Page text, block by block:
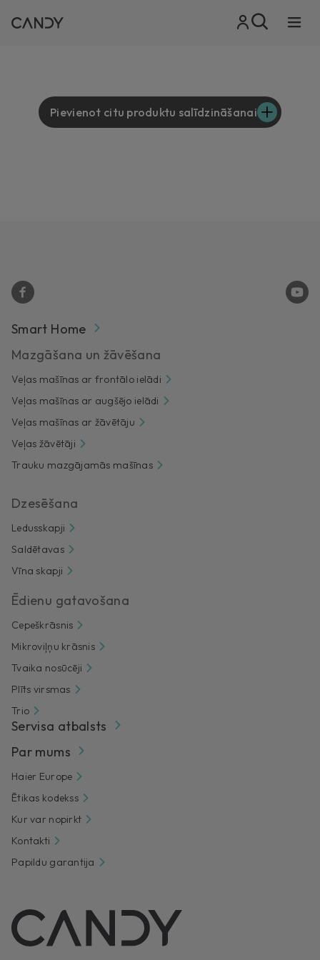
Pievienot citu produktu salīdzināšanai
Smart Home
Mazgāšana un žāvēšana
Veļas mašīnas ar frontālo ielādi
Veļas mašīnas ar augšējo ielādi
Veļas mašīnas ar žāvētāju
Veļas žāvētāji
Trauku mazgājamās mašīnas
Dzesēšana
Ledusskapji
Saldētavas
Vīna skapji
Ēdienu gatavošana
Cepeškrāsnis
Mikroviļņu krāsnis
Tvaika nosūcēji
Plīts virsmas
Trio
Servisa atbalsts
Par mums
Haier Europe
Ētikas kodekss
Kur var nopirkt
Kontakti
Papildu garantija